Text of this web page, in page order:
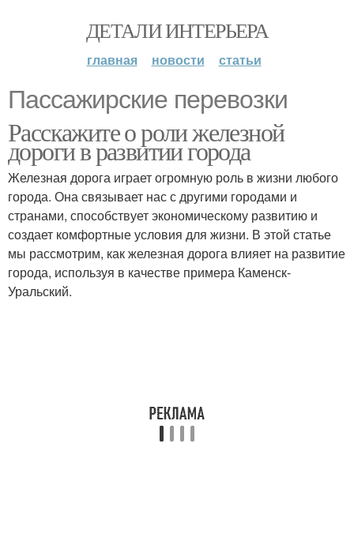
ДЕТАЛИ ИНТЕРЬЕРА
главная новости статьи
Пассажирские перевозки
Расскажите о роли железной
дороги в развитии города
Железная дорога играет огромную роль в жизни любого
города. Она связывает нас с другими городами и
странами, способствует экономическому развитию и
создает комфортные условия для жизни. В этой статье
мы рассмотрим, как железная дорога влияет на развитие
города, используя в качестве примера Каменск-
Уральский.